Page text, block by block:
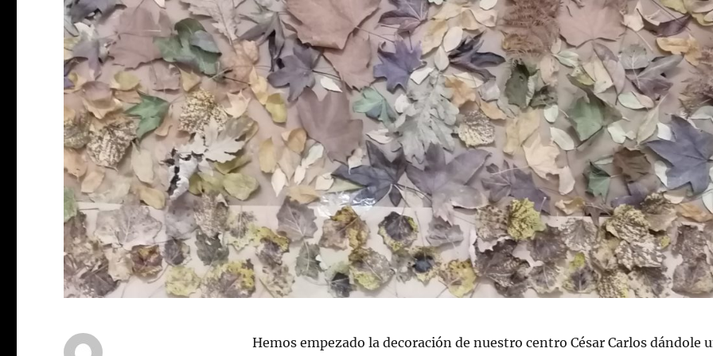
Hemos empezado la decoración de nuestro centro César Carlos dándole